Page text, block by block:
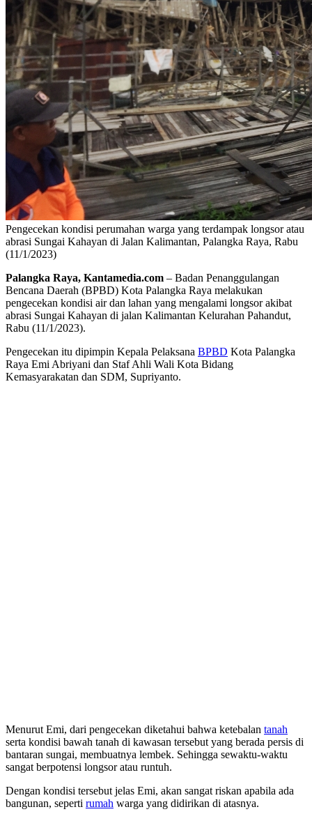
Pengecekan kondisi perumahan warga yang terdampak longsor atau
abrasi Sungai Kahayan di Jalan Kalimantan, Palangka Raya, Rabu
(11/1/2023)
Palangka Raya, Kantamedia.com – Badan Penanggulangan
Bencana Daerah (BPBD) Kota Palangka Raya melakukan
pengecekan kondisi air dan lahan yang mengalami longsor akibat
abrasi Sungai Kahayan di jalan Kalimantan Kelurahan Pahandut,
Rabu (11/1/2023).
Pengecekan itu dipimpin Kepala Pelaksana BPBD Kota Palangka
Raya Emi Abriyani dan Staf Ahli Wali Kota Bidang
Kemasyarakatan dan SDM, Supriyanto.
Menurut Emi, dari pengecekan diketahui bahwa ketebalan tanah
serta kondisi bawah tanah di kawasan tersebut yang berada persis di
bantaran sungai, membuatnya lembek. Sehingga sewaktu-waktu
sangat berpotensi longsor atau runtuh.
Dengan kondisi tersebut jelas Emi, akan sangat riskan apabila ada
bangunan, seperti rumah warga yang didirikan di atasnya.